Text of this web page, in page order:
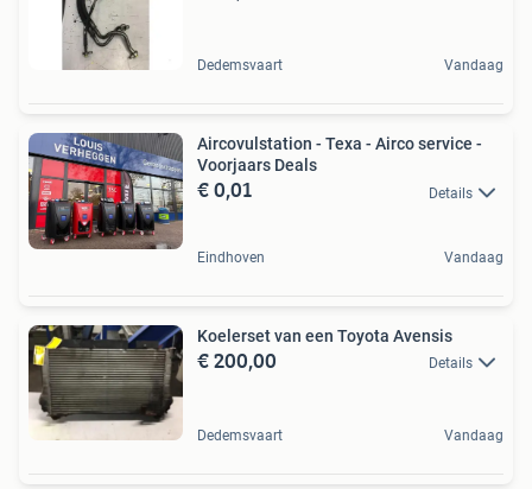
Dedemsvaart Vandaag
Aircovulstation - Texa - Airco service -
Voorjaars Deals
€ 0,01 Details
Eindhoven Vandaag
Koelerset van een Toyota Avensis
€ 200,00 Details
Dedemsvaart Vandaag